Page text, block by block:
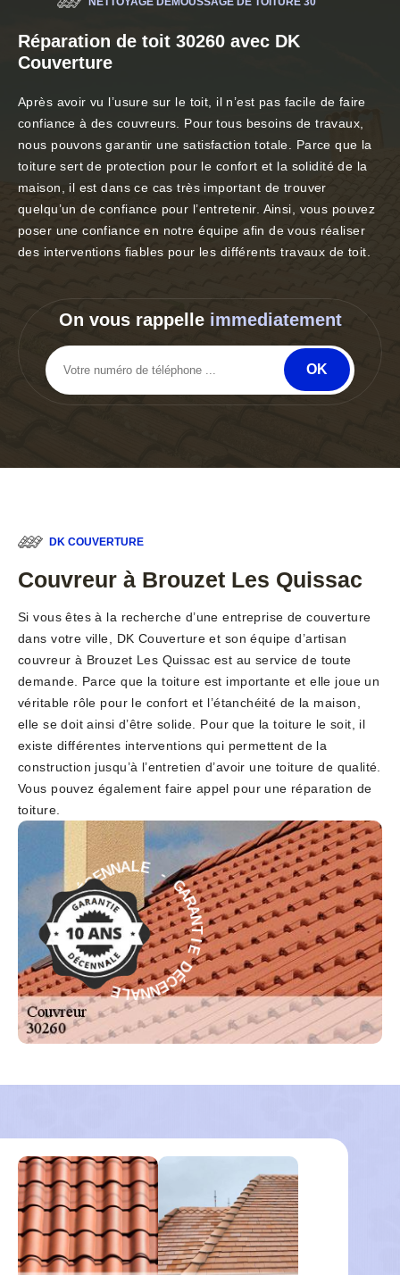
Réparation de toit 30260 avec DK
Couverture
Après avoir vu l’usure sur le toit, il n’est pas facile de faire
confiance à des couvreurs. Pour tous besoins de travaux,
nous pouvons garantir une satisfaction totale. Parce que la
toiture sert de protection pour le confort et la solidité de la
maison, il est dans ce cas très important de trouver
quelqu’un de confiance pour l’entretenir. Ainsi, vous pouvez
poser une confiance en notre équipe afin de vous réaliser
des interventions fiables pour les différents travaux de toit.
On vous rappelle immediatement
DK COUVERTURE
Couvreur à Brouzet Les Quissac
Si vous êtes à la recherche d’une entreprise de couverture
dans votre ville, DK Couverture et son équipe d’artisan
couvreur à Brouzet Les Quissac est au service de toute
demande. Parce que la toiture est importante et elle joue un
véritable rôle pour le confort et l’étanchéité de la maison,
elle se doit ainsi d’être solide. Pour que la toiture le soit, il
existe différentes interventions qui permettent de la
construction jusqu’à l’entretien d’avoir une toiture de qualité.
Vous pouvez également faire appel pour une réparation de
toiture.
G
A
R
A
N
T
I
E
D
É
C
E
N
N
ALE - G A
RA
N
T
I
E
D
É
C
E
N
N
A
L
E
-